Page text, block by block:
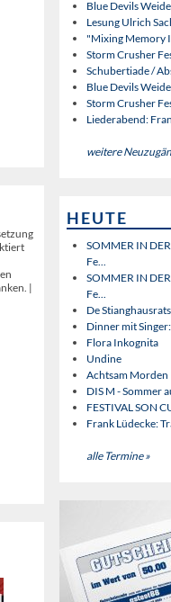
|
Blue Devils
Lesung Ulrich
"Mixing Memory
Storm Crusher
Schubertiade /
Blue Devils
Storm Crusher
Liederabend:
weitere
HEUTE
SOMMER IN DER
Fe...
SOMMER IN DER
Fe...
De
Dinner mit
Flora Inkognita
Undine
Achtsam Morden
DIS M - Sommer
FESTIVAL SON
Frank Lüdecke:
alle Termine »